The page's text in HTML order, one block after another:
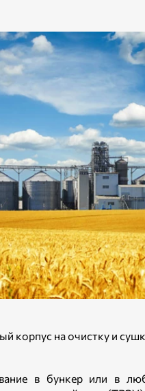
корпус на очистку и
в бункер или в